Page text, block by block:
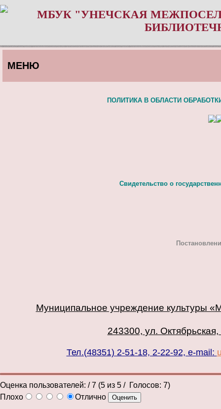
МБУК "УНЕЧСКАЯ
МЕНЮ
ПОЛИТИКА В ОБЛАСТИ
Свидетельство о
Муниципальное учреждение культуры
243300, ул.
Тел.(48351) 2-51-18, 2-22-92, e-mail:
Оценка пользователей: / 7 (5 из 5 / Голосов: 7)
Плохо
Отлично